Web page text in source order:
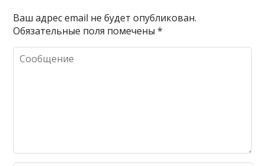
Ваш адрес email не будет опубликован.
Обязательные поля помечены*